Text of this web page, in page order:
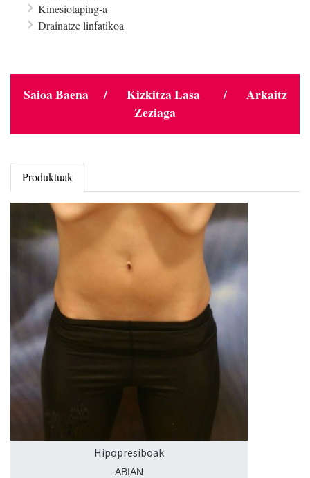
Kinesiotaping-a
Drainatze linfatikoa
Saioa Baena / Kizkitza Lasa / Arkaitz
Zeziaga
Produktuak
Hipopresiboak
ABIAN